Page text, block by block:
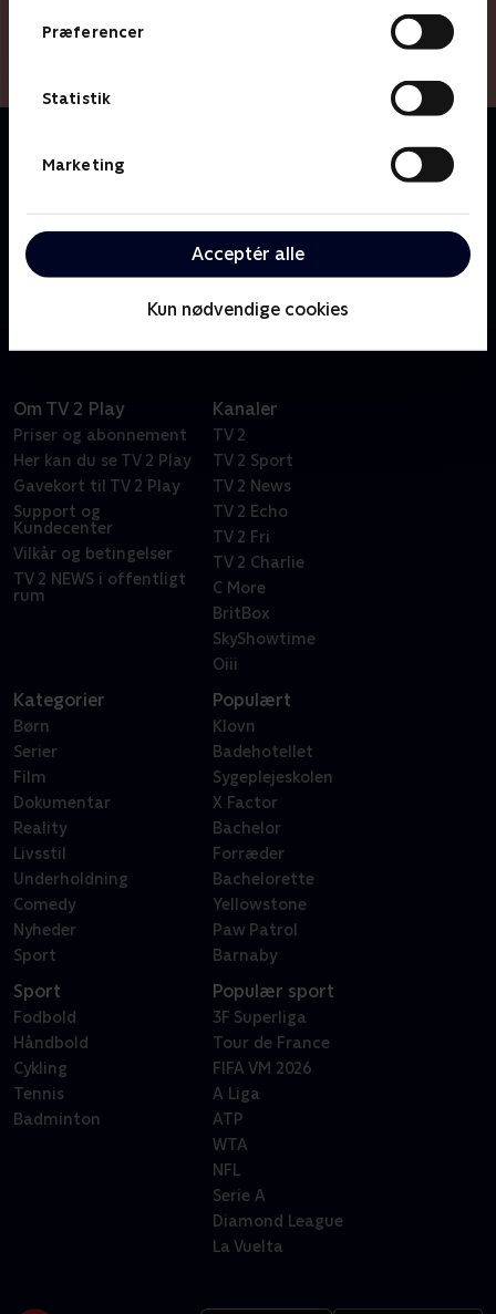
Præferencer
Statistik
Marketing
Acceptér alle
Kun nødvendige cookies
Tidligere seniorkorrespondent Kirsten Birgit Schiøtz
for at se nærmere på den voksende danske
vinproduktion. Mens Rasmus går tæt på danskerne,
Om TV 2 Play
Priser og abonnement
Her kan du se TV 2 Play
Gavekort til TV 2 Play
Support og
Kundecenter
Vilkår og betingelser
TV 2 NEWS i offentligt
rum
Kanaler
TV 2
TV 2 Sport
TV 2 News
TV 2 Echo
TV 2 Fri
TV 2 Charlie
C More
BritBox
SkyShowtime
Oiii
Kategorier
Børn
Serier
Film
Dokumentar
Reality
Livsstil
Underholdning
Comedy
Nyheder
Sport
Populært
Klovn
Badehotellet
Sygeplejeskolen
X Factor
Bachelor
Forræder
Bachelorette
Yellowstone
Paw Patrol
Barnaby
Sport
Fodbold
Håndbold
Cykling
Tennis
Badminton
Populær sport
3F Superliga
Tour de France
FIFA VM 2026
A Liga
ATP
WTA
NFL
Serie A
Diamond League
La Vuelta